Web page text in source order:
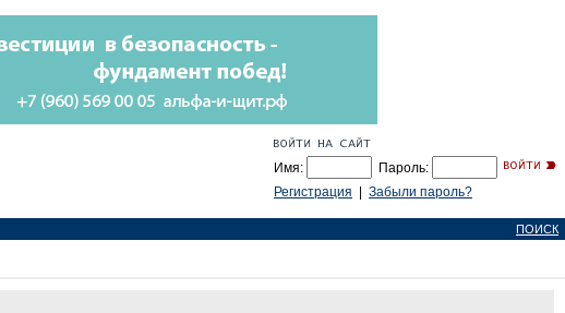
Имя:
Пароль:
Регистрация
Забыли пароль?
ПОИСК